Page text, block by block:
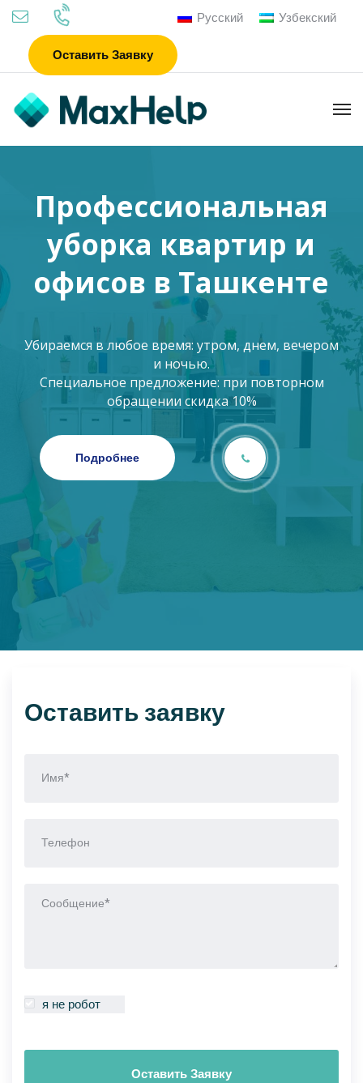
Русский Узбекский
Оставить Заявку
Чистка ковров и
чистка мебели от
профессионалов
Оставить заявку
я не робот
Оставить Заявку